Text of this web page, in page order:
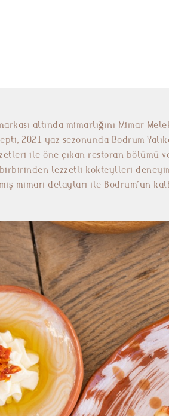
altında mimarlığını Mimar
2021 yaz sezonunda Bodrum
ile öne çıkan restoran bölümü
lezzetli kokteylleri
mimari detayları ile Bodrum’un